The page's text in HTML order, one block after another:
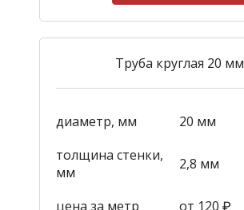
Труба круглая 20 мм
диаметр, мм
20 мм
толщина стенки,
мм
2,8 мм
цена за метр от 120 ₽